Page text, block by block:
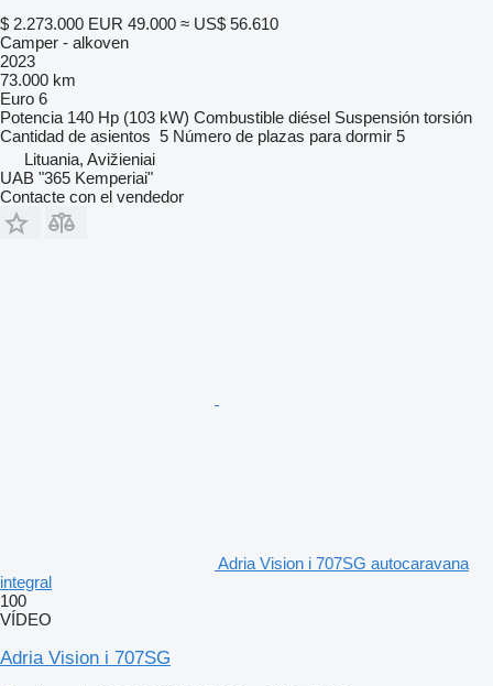
$ 2.273.000 EUR 49.000 ≈ US$ 56.610
Camper - alkoven
2023
73.000 km
Euro 6
Potencia 140 Hp (103 kW) Combustible diésel Suspensión torsión
Cantidad de asientos 5 Número de plazas para dormir 5
Lituania, Avižieniai
UAB "365 Kemperiai"
Contacte con el vendedor
Adria Vision i 707SG autocaravana
integral
100
VÍDEO
Adria Vision i 707SG